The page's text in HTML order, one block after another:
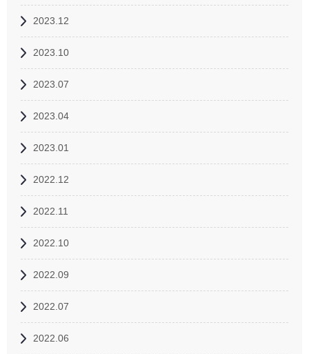
2023.12
2023.10
2023.07
2023.04
2023.01
2022.12
2022.11
2022.10
2022.09
2022.07
2022.06